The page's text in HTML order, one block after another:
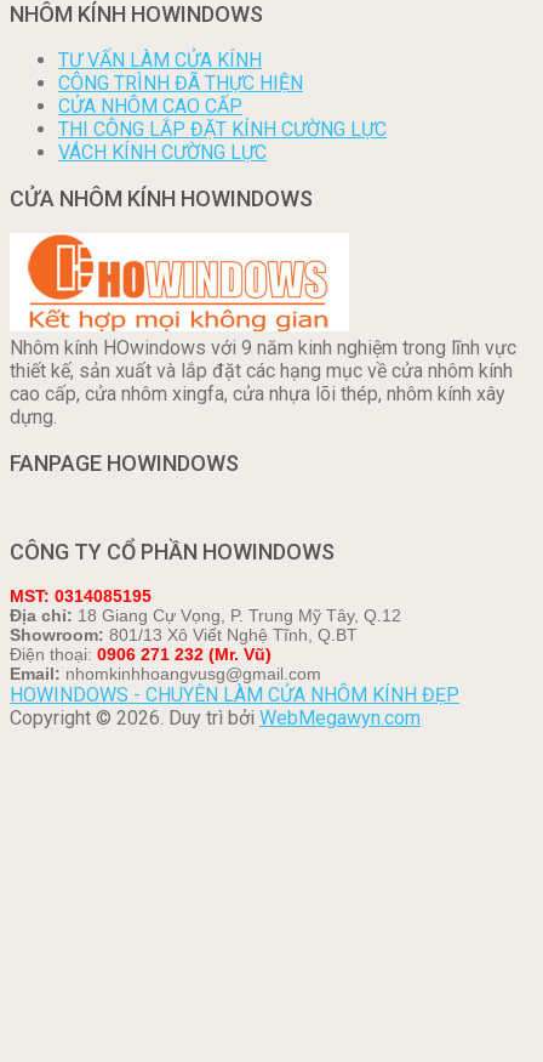
NHÔM KÍNH HOWINDOWS
TƯ VẤN LÀM CỬA KÍNH
CÔNG TRÌNH ĐÃ THỰC HIỆN
CỬA NHÔM CAO CẤP
THI CÔNG LẮP ĐẶT KÍNH CƯỜNG LỰC
VÁCH KÍNH CƯỜNG LỰC
CỬA NHÔM KÍNH HOWINDOWS
Nhôm kính HOwindows với 9 năm kinh nghiệm trong lĩnh vực
thiết kế, sản xuất và lắp đặt các hạng mục về cửa nhôm kính
cao cấp, cửa nhôm xingfa, cửa nhựa lõi thép, nhôm kính xây
dựng.
FANPAGE HOWINDOWS
CÔNG TY CỔ PHẦN HOWINDOWS
MST: 0314085195
Địa chỉ: 18 Giang Cự Vọng, P. Trung Mỹ Tây, Q.12
Showroom: 801/13 Xô Viết Nghệ Tĩnh, Q.BT
Điện thoại: 0906 271 232 (Mr. Vũ)
Email: nhomkinhhoangvusg@gmail.com
HOWINDOWS - CHUYÊN LÀM CỬA NHÔM KÍNH ĐẸP
Copyright © 2026. Duy trì bởi WebMegawyn.com